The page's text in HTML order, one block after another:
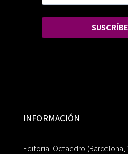
INFORMACIÓN
Editorial Octaedro (Barcelona,